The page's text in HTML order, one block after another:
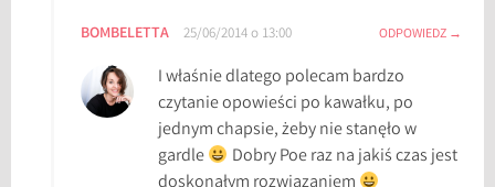
p
w
i
e
BOMBELETTA 25/06/2014 o 13:00 ODPOWIEDZ
I właśnie dlatego polecam bardzo
czytanie opowieści po kawałku, po
jednym chapsie, żeby nie stanęło w
gardle
Dobry Poe raz na jakiś czas jest